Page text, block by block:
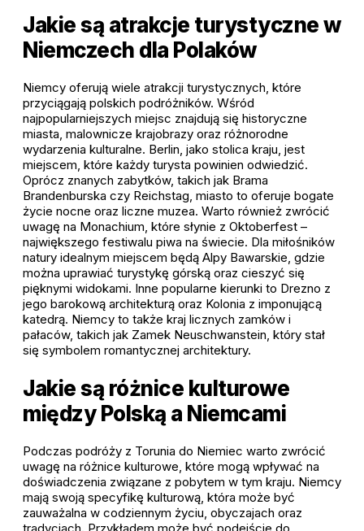
Jakie są atrakcje turystyczne w
Niemczech dla Polaków
Niemcy oferują wiele atrakcji turystycznych, które
przyciągają polskich podróżników. Wśród
najpopularniejszych miejsc znajdują się historyczne
miasta, malownicze krajobrazy oraz różnorodne
wydarzenia kulturalne. Berlin, jako stolica kraju, jest
miejscem, które każdy turysta powinien odwiedzić.
Oprócz znanych zabytków, takich jak Brama
Brandenburska czy Reichstag, miasto to oferuje bogate
życie nocne oraz liczne muzea. Warto również zwrócić
uwagę na Monachium, które słynie z Oktoberfest –
największego festiwalu piwa na świecie. Dla miłośników
natury idealnym miejscem będą Alpy Bawarskie, gdzie
można uprawiać turystykę górską oraz cieszyć się
pięknymi widokami. Inne popularne kierunki to Drezno z
jego barokową architekturą oraz Kolonia z imponującą
katedrą. Niemcy to także kraj licznych zamków i
pałaców, takich jak Zamek Neuschwanstein, który stał
się symbolem romantycznej architektury.
Jakie są różnice kulturowe
między Polską a Niemcami
Podczas podróży z Torunia do Niemiec warto zwrócić
uwagę na różnice kulturowe, które mogą wpływać na
doświadczenia związane z pobytem w tym kraju. Niemcy
mają swoją specyfikę kulturową, która może być
zauważalna w codziennym życiu, obyczajach oraz